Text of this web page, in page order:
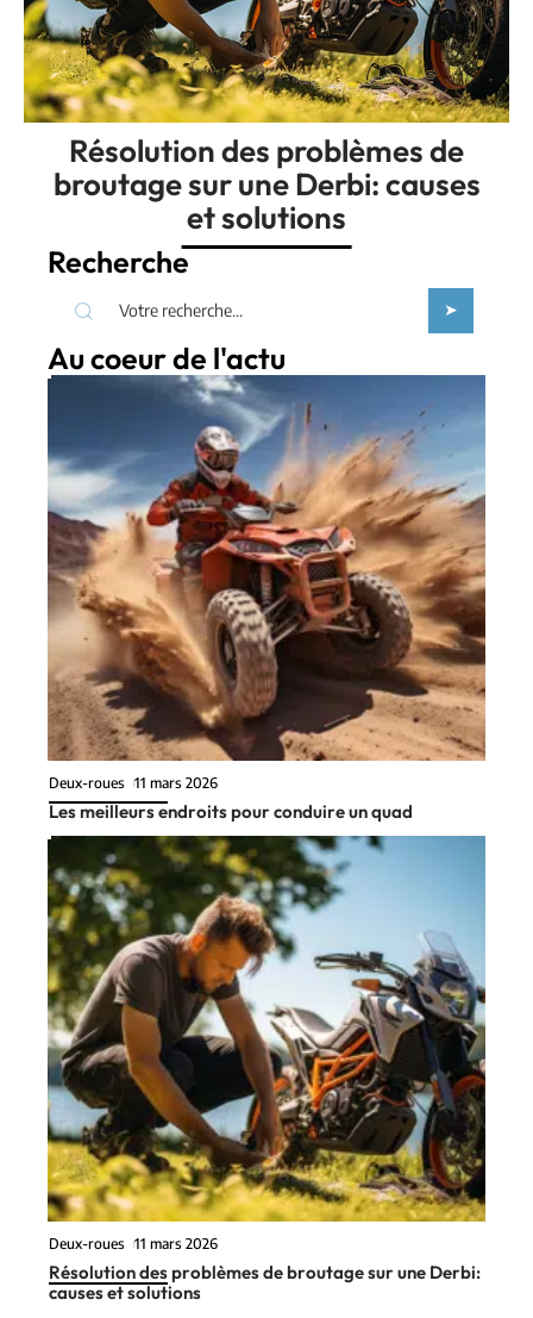
Résolution des problèmes de
broutage sur une Derbi: causes
et solutions
Recherche
Au coeur de l'actu
Deux-roues 11 mars 2026
Les meilleurs endroits pour conduire un quad
Deux-roues 11 mars 2026
Résolution des problèmes de broutage sur une Derbi:
causes et solutions